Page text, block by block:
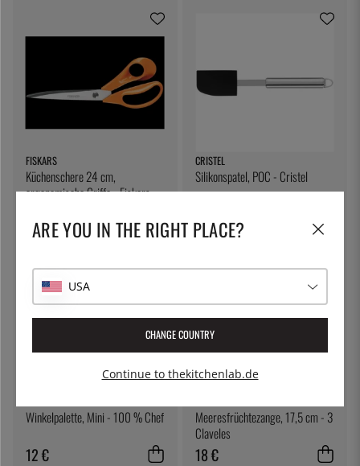
FISKARS
Küchenschere 24 cm,
ergonomische Griffe - Fiskars
CRISTEL
Silikonspatel, POC - Cristel
Winkelpalette, Mini - 100 % Chef
12 €
Meeresfrüchtezange, 17,5 cm - 3
Claveles
18 €
ARE YOU IN THE RIGHT PLACE?
USA
CHANGE COUNTRY
Continue to thekitchenlab.de